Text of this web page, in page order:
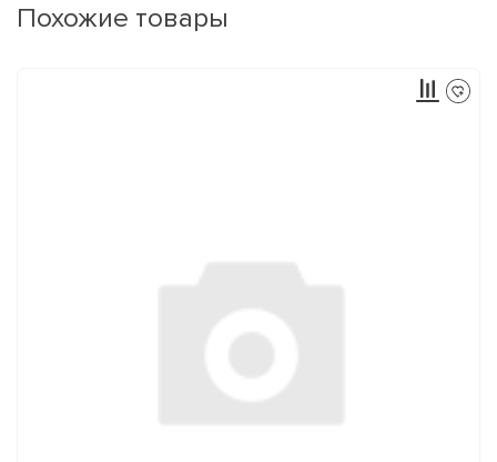
Похожие товары